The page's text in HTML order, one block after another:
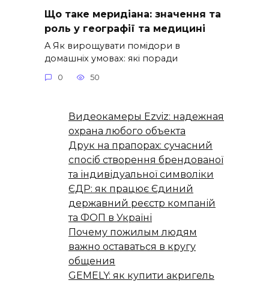
Що таке меридіана: значення та
роль у географії та медицині
A Як вирощувати помідори в
домашніх умовах: які поради
0 50
Видеокамеры Ezviz: надежная
охрана любого объекта
Друк на прапорах: сучасний
спосіб створення брендованої
та індивідуальної символіки
ЄДР: як працює Єдиний
державний реєстр компаній
та ФОП в Україні
Почему пожилым людям
важно оставаться в кругу
общения
GEMELY: як купити акригель